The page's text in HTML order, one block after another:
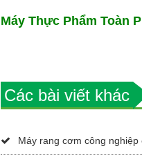
Máy Thực Phẩm Toàn
Các bài viết khác
Máy rang cơm công